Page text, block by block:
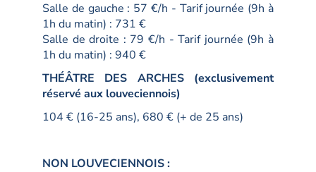
Salle de gauche : 57 €/h - Tarif journée (9h à
1h du matin) : 731 €
Salle de droite : 79 €/h - Tarif journée (9h à
1h du matin) : 940 €
THÉÂTRE DES ARCHES (exclusivement
réservé aux louveciennois)
104 € (16-25 ans), 680 € (+ de 25 ans)
NON LOUVECIENNOIS :